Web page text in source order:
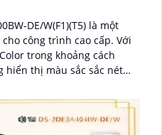
DE/W(F1)(T5) là một
công trình cao cấp. Với
trong khoảng cách
hiển thị màu sắc sắc nét